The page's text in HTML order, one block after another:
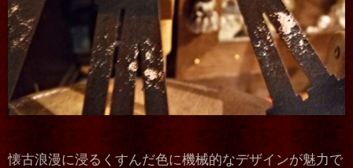
懐古浪漫に浸るくすんだ色に機械的なデザインが魅力で